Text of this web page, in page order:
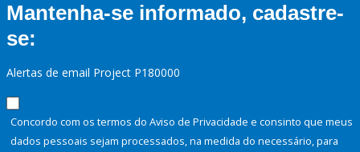
Mantenha-se informado, cadastre-
se:
Alertas de email Project P180000
Concordo com os termos do Aviso de Privacidade e consinto que meus
dados pessoais sejam processados, na medida do necessário, para